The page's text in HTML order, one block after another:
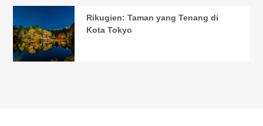
Rikugien: Taman yang Tenang di
Kota Tokyo